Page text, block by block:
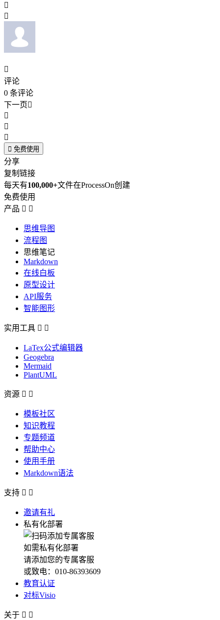



评论
0 条评论
下一页



 免费使用
分享
复制链接
每天有100,000+文件在ProcessOn创建
免费使用
产品  
思维导图
流程图
思维笔记
Markdown
在线白板
原型设计
API服务
智能图形
实用工具  
LaTex公式编辑器
Geogebra
Mermaid
PlantUML
资源  
模板社区
知识教程
专题频道
帮助中心
使用手册
Markdown语法
支持  
邀请有礼
私有化部署
如需私有化部署
请添加您的专属客服
或致电：010-86393609
教育认证
对标Visio
关于  